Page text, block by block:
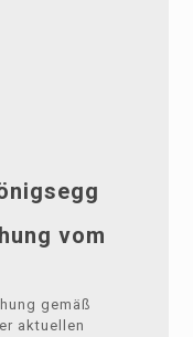
vom
gemäß
aktuellen